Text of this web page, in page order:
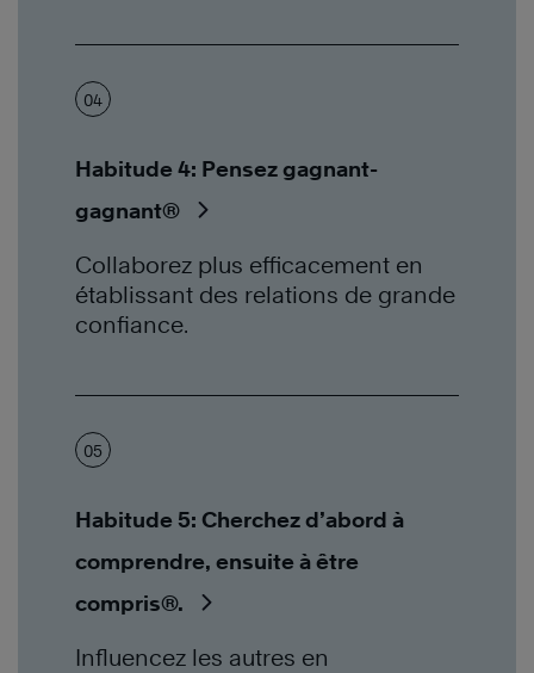
04
Habitude 4: Pensez gagnant-
gagnant®
Collaborez plus efficacement en
établissant des relations de grande
confiance.
05
Habitude 5: Cherchez d’abord à
comprendre, ensuite à être
compris®.
Influencez les autres en